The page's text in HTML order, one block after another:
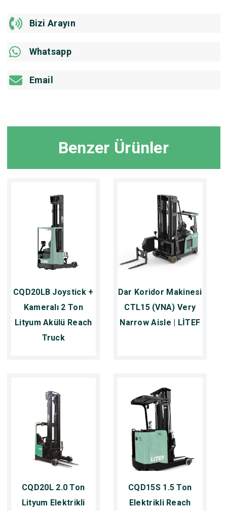
Bizi Arayın
Whatsapp
Email
Benzer Ürünler
CQD20LB Joystick +
Kameralı 2 Ton
Lityum Akülü Reach
Truck
Dar Koridor Makinesi
CTL15 (VNA) Very
Narrow Aisle | LİTEF
CQD20L 2.0 Ton
Lityum Elektrikli
CQD15S 1.5 Ton
Elektrikli Reach